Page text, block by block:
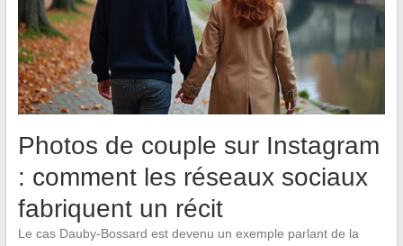
Photos de couple sur Instagram
: comment les réseaux sociaux
fabriquent un récit
Le cas Dauby-Bossard est devenu un exemple parlant de la